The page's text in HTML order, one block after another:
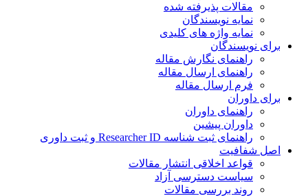
مقالات پذیرفته شده
نمایه نویسندگان
نمایه واژه های کلیدی
نویسندگان
راهنمای نگارش مقاله
راهنمای ارسال مقاله
فرم ارسال مقاله
داوران
راهنمای داوران
داوران پیشین
راهنمای ثبت شناسه Researcher ID و ثبت داوری
شفافیت
قواعد اخلاقی انتشار مقالات
سیاست دسترسی آزاد
روند بررسی مقالات